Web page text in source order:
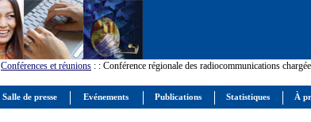
Conférences et réunions : : Conférence régionale des radiocommunications
Salle de presse Evénements Publications Statistiques À